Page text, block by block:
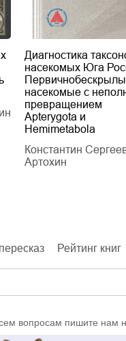
Диагностика
насекомых Юга
насекомые с
превращением
Apterygota и
Hemimetabola
Константин
Артохин
Рейтинг книг
вопросам пишите нам